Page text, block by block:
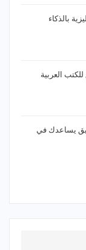
بالذكاء
للكتب العربية
يساعدك في